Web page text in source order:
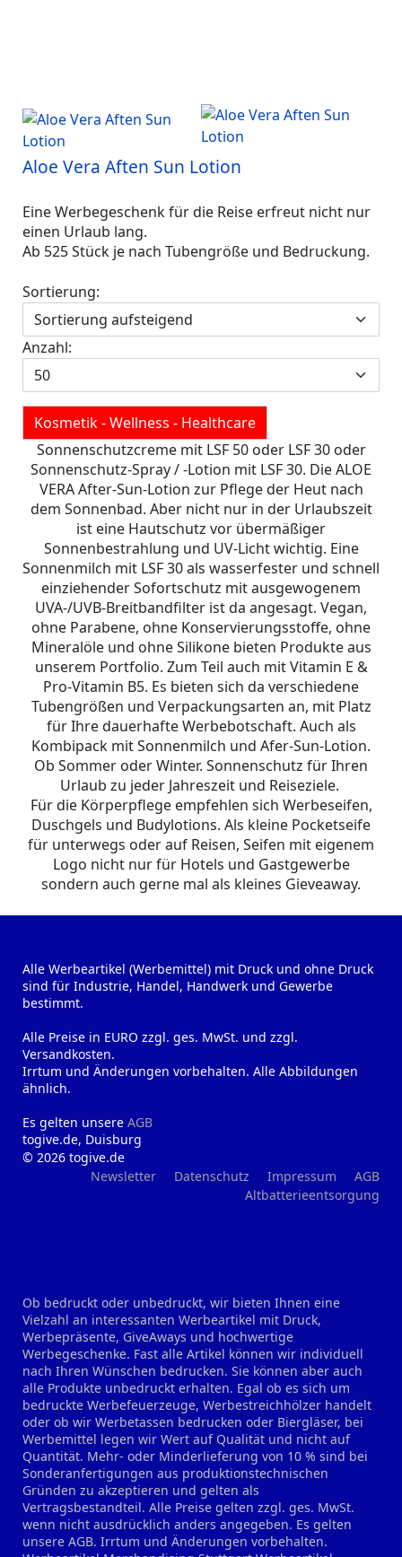
Aloe Vera Aften Sun Lotion
Eine Werbegeschenk für die Reise erfreut nicht nur
einen Urlaub lang.
Ab 525 Stück je nach Tubengröße und Bedruckung.
Sortierung:
Anzahl:
Kosmetik - Wellness - Healthcare
Sonnenschutzcreme mit LSF 50 oder LSF 30 oder
Sonnenschutz-Spray / -Lotion mit LSF 30. Die ALOE
VERA After-Sun-Lotion zur Pflege der Heut nach
dem Sonnenbad. Aber nicht nur in der Urlaubszeit
ist eine Hautschutz vor übermäßiger
Sonnenbestrahlung und UV-Licht wichtig. Eine
Sonnenmilch mit LSF 30 als wasserfester und schnell
einziehender Sofortschutz mit ausgewogenem
UVA-/UVB-Breitbandfilter ist da angesagt. Vegan,
ohne Parabene, ohne Konservierungsstoffe, ohne
Mineralöle und ohne Silikone bieten Produkte aus
unserem Portfolio. Zum Teil auch mit Vitamin E &
Pro-Vitamin B5. Es bieten sich da verschiedene
Tubengrößen und Verpackungsarten an, mit Platz
für Ihre dauerhafte Werbebotschaft. Auch als
Kombipack mit Sonnenmilch und Afer-Sun-Lotion.
Ob Sommer oder Winter. Sonnenschutz für Ihren
Urlaub zu jeder Jahreszeit und Reiseziele.
Für die Körperpflege empfehlen sich Werbeseifen,
Duschgels und Budylotions. Als kleine Pocketseife
für unterwegs oder auf Reisen, Seifen mit eigenem
Logo nicht nur für Hotels und Gastgewerbe
sondern auch gerne mal als kleines Gieveaway.
Alle Werbeartikel (Werbemittel) mit Druck und ohne Druck
sind für Industrie, Handel, Handwerk und Gewerbe
bestimmt.
Alle Preise in EURO zzgl. ges. MwSt. und zzgl.
Versandkosten.
Irrtum und Änderungen vorbehalten. Alle Abbildungen
ähnlich.
Es gelten unsere AGB
togive.de, Duisburg
© 2026 togive.de
Newsletter
Datenschutz Impressum
AGB
Altbatterieentsorgung
Ob bedruckt oder unbedruckt, wir bieten Ihnen eine
Vielzahl an interessanten Werbeartikel mit Druck,
Werbepräsente, GiveAways und hochwertige
Werbegeschenke. Fast alle Artikel können wir individuell
nach Ihren Wünschen bedrucken. Sie können aber auch
alle Produkte unbedruckt erhalten. Egal ob es sich um
bedruckte Werbefeuerzeuge, Werbestreichhölzer handelt
oder ob wir Werbetassen bedrucken oder Biergläser, bei
Werbemittel legen wir Wert auf Qualität und nicht auf
Quantität. Mehr- oder Minderlieferung von 10 % sind bei
Sonderanfertigungen aus produktionstechnischen
Gründen zu akzeptieren und gelten als
Vertragsbestandteil. Alle Preise gelten zzgl. ges. MwSt.
wenn nicht ausdrücklich anders angegeben. Es gelten
unsere AGB. Irrtum und Änderungen vorbehalten.